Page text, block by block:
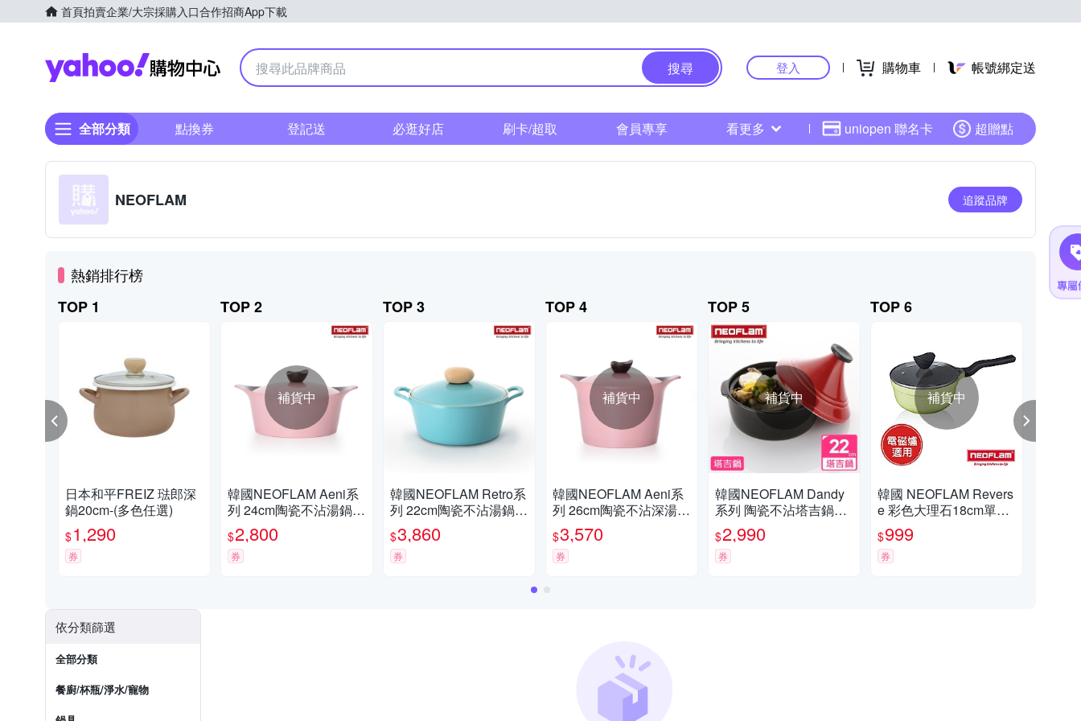
首頁拍賣企業/大宗採購入口合作招商App下載
Yahoo購物中心
搜尋 登入 購物車 帳號綁定送
全部分類 點換券 登記送 必逛好店 刷卡/超取 會員專享 看更多 uniopen 聯名卡 超贈點
NEOFLAM 追蹤品牌
熱銷排行榜
TOP 1
日本和平FREIZ 琺郎深
鍋20cm-(多色任選)
$1,290
券
TOP 2
補貨中
韓國NEOFLAM Aeni系
列 24cm陶瓷不沾湯鍋
+陶瓷塗層鍋蓋
$2,800
券
TOP 3
韓國NEOFLAM Retro系
列 22cm陶瓷不沾湯鍋
+陶瓷塗層鍋蓋
$3,860
券
TOP 4
補貨中
韓國NEOFLAM Aeni系
列 26cm陶瓷不沾深湯鍋
+陶瓷塗層鍋蓋
$3,570
券
TOP 5
補貨中
韓國NEOFLAM Dandy
系列 陶瓷不沾塔吉鍋22
cm
$2,990
券
TOP 6
補貨中
韓國 NEOFLAM Revers
e 彩色大理石18cm單柄
湯鍋(適用電磁爐）
$999
券
依分類篩選
全部分類
餐廚/杯瓶/淨水/寵物